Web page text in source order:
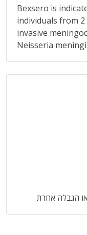
Bexsero is
individuals from
invasive
Neisseria
הגבלה אחרת